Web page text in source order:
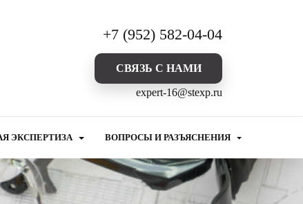
+7 (952) 582-04-04
CВЯЗЬ С НАМИ
expert-16@stexp.ru
ЭКСПЕРТИЗА ВОПРОСЫ И РАЗЪЯСНЕНИЯ